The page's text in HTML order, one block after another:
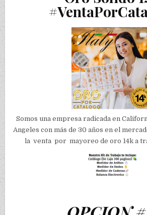
Somos una empresa radicada en
Angeles con más de 30 años en el
la venta por mayoreo de oro 14k a